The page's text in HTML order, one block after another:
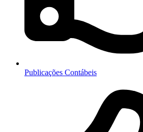
Publicações Contábeis